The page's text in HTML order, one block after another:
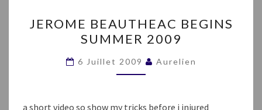
BEAUTHEAC
BEGINS
SUMMER
2009
JEROME BEAUTHEAC BEGINS
SUMMER 2009
6 Juillet 2009 Aurelien
a short video so show my tricks before i injured